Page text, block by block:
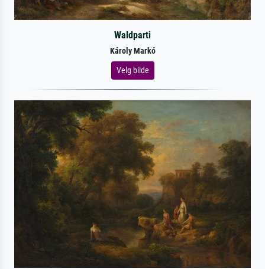
Waldparti
Károly Markó
Velg bilde